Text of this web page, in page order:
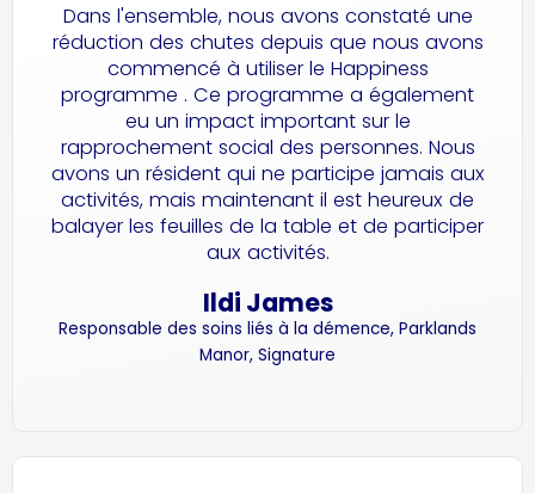
Dans l'ensemble, nous avons constaté une
réduction des chutes depuis que nous avons
commencé à utiliser le Happiness
programme . Ce programme a également
eu un impact important sur le
rapprochement social des personnes. Nous
avons un résident qui ne participe jamais aux
activités, mais maintenant il est heureux de
balayer les feuilles de la table et de participer
aux activités.
Ildi James
Responsable des soins liés à la démence, Parklands
Manor, Signature